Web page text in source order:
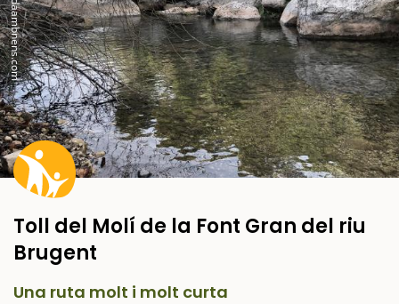
Toll del Molí de la Font Gran del riu
Brugent
Una ruta molt i molt curta